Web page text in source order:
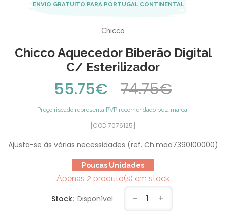
ENVIO GRATUITO PARA PORTUGAL CONTINENTAL
Chicco
Chicco Aquecedor Biberão Digital
C/ Esterilizador
55.75€ 74.75€
Preço riscado representa PVP recomendado pela marca.
[COD 7076125]
Ajusta-se às várias necessidades (ref. Ch.maa7390100000)
Poucas Unidades
Apenas 2 produto(s) em stock
Stock: Disponível - 1 +